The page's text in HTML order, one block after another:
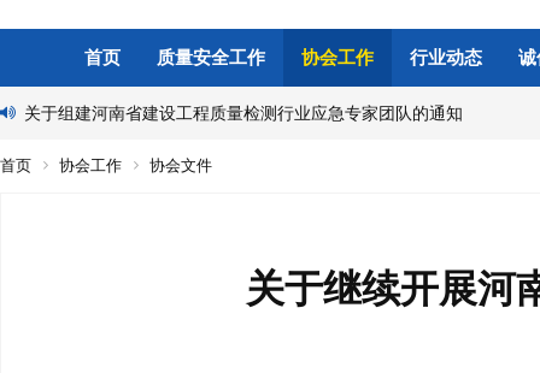
首页 质量安全工作 协会工作 行业动态 诚
关于组建河南省建设工程质量检测行业应急专家团队的通知
首页 协会工作 协会文件
关于继续开展河